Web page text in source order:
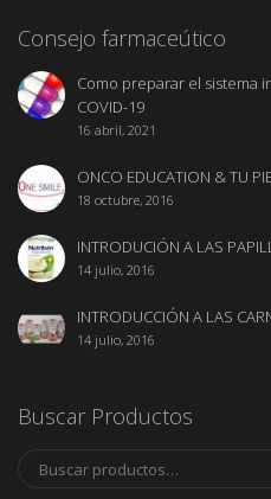
Consejo farmaceútico
Como preparar el sistema
COVID-19
16 abril, 2021
ONCO EDUCATION & TU
18 octubre, 2016
INTRODUCIÓN A LAS
14 julio, 2016
INTRODUCCIÓN A LAS
14 julio, 2016
Buscar Productos